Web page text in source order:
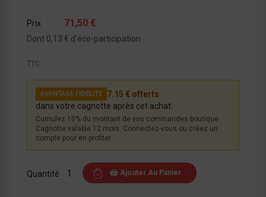
Prix 71,50 €
Dont 0,13 € d'éco-participation
TTC
AVANTAGE FIDÉLITÉ
7.15 € offerts
dans votre cagnotte après cet achat.
Cumulez 10% du montant de vos commandes boutique.
Cagnotte valable 12 mois. Connectez-vous ou créez un
compte pour en profiter.
Quantité Ajouter Au Panier